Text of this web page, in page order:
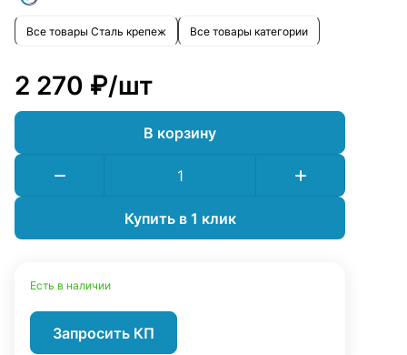
Все товары Сталь крепеж Все товары категории
2 270 ₽/шт
В корзину
Купить в 1 клик
Есть в наличии
Запросить КП